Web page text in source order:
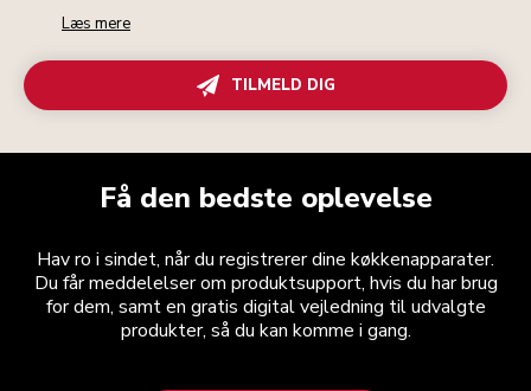
Læs mere
TILMELD DIG
Få den bedste oplevelse
Hav ro i sindet, når du registrerer dine køkkenapparater.
Du får meddelelser om produktsupport, hvis du har brug
for dem, samt en gratis digital vejledning til udvalgte
produkter, så du kan komme i gang.